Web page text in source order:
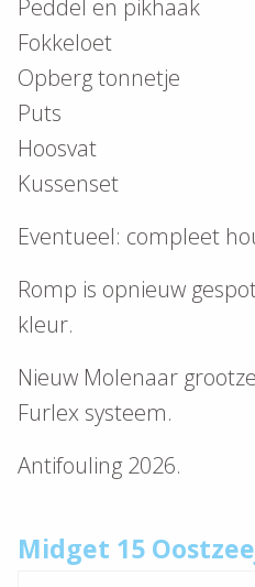
Peddel en pikhaak
Fokkeloet
Opberg tonnetje
Puts
Hoosvat
Kussenset
Eventueel: compleet
Romp is opnieuw
kleur.
Nieuw Molenaar
Furlex systeem.
Antifouling 2026.
Midget 15